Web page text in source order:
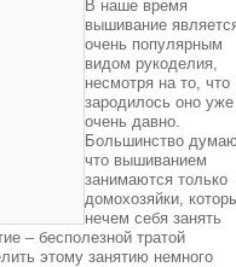
В наше время
вышивание
очень популярным
видом рукоделия,
несмотря на то, что
зародилось оно уже
очень давно.
Большинство
что вышиванием
занимаются только
домохозяйки,
нечем себя занять
– бесполезной тратой
этому занятию немного